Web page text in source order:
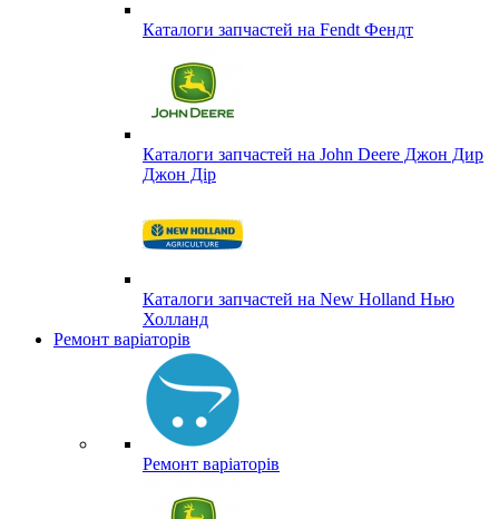
Каталоги запчастей на Fendt Фендт
Каталоги запчастей на John Deere Джон Дир
Джон Дір
Каталоги запчастей на New Holland Нью
Холланд
Ремонт варіаторів
Ремонт варіаторів